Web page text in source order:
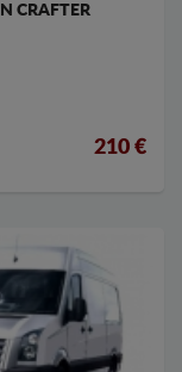
CRAFTER
210 €